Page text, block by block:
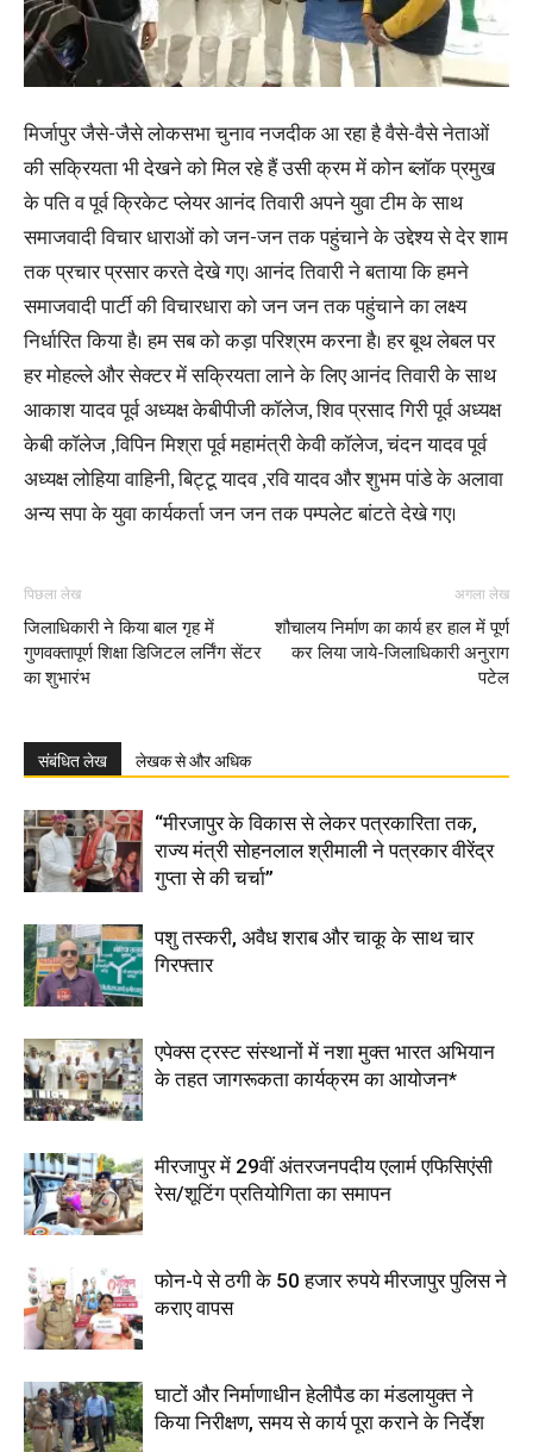
मिर्जापुर जैसे-जैसे लोकसभा चुनाव नजदीक आ रहा है वैसे-वैसे नेताओं
की सक्रियता भी देखने को मिल रहे हैं उसी क्रम में कोन ब्लॉक प्रमुख
के पति व पूर्व क्रिकेट प्लेयर आनंद तिवारी अपने युवा टीम के साथ
समाजवादी विचार धाराओं को जन-जन तक पहुंचाने के उद्देश्य से देर शाम
तक प्रचार प्रसार करते देखे गए। आनंद तिवारी ने बताया कि हमने
समाजवादी पार्टी की विचारधारा को जन जन तक पहुंचाने का लक्ष्य
निर्धारित किया है। हम सब को कड़ा परिश्रम करना है। हर बूथ लेबल पर
हर मोहल्ले और सेक्टर में सक्रियता लाने के लिए आनंद तिवारी के साथ
आकाश यादव पूर्व अध्यक्ष केबीपीजी कॉलेज, शिव प्रसाद गिरी पूर्व अध्यक्ष
केबी कॉलेज ,विपिन मिश्रा पूर्व महामंत्री केवी कॉलेज, चंदन यादव पूर्व
अध्यक्ष लोहिया वाहिनी, बिट्टू यादव ,रवि यादव और शुभम पांडे के अलावा
अन्य सपा के युवा कार्यकर्ता जन जन तक पम्पलेट बांटते देखे गए।
पिछला लेख
जिलाधिकारी ने किया बाल गृह में
गुणवक्तापूर्ण शिक्षा डिजिटल लर्निंग सेंटर
का शुभारंभ
अगला लेख
शौचालय निर्माण का कार्य हर हाल में पूर्ण
कर लिया जाये-जिलाधिकारी अनुराग
पटेल
संबंधित लेख लेखक से और अधिक
“मीरजापुर के विकास से लेकर पत्रकारिता तक,
राज्य मंत्री सोहनलाल श्रीमाली ने पत्रकार वीरेंद्र
गुप्ता से की चर्चा”
पशु तस्करी, अवैध शराब और चाकू के साथ चार
गिरफ्तार
एपेक्स ट्रस्ट संस्थानों में नशा मुक्त भारत अभियान
के तहत जागरूकता कार्यक्रम का आयोजन*
मीरजापुर में 29वीं अंतरजनपदीय एलार्म एफिसिएंसी
रेस/शूटिंग प्रतियोगिता का समापन
फोन-पे से ठगी के 50 हजार रुपये मीरजापुर पुलिस ने
कराए वापस
घाटों और निर्माणाधीन हेलीपैड का मंडलायुक्त ने
किया निरीक्षण, समय से कार्य पूरा कराने के निर्देश